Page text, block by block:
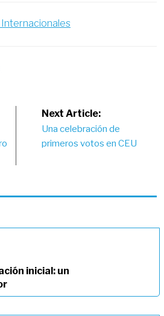
Next Article:
Una celebración de
primeros votos en CEU
inicial: un